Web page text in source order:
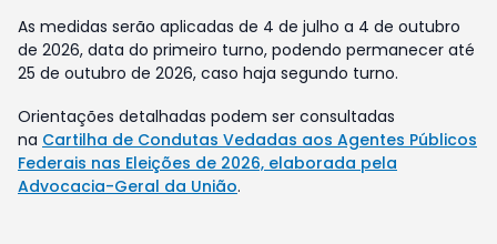
As medidas serão aplicadas de 4 de julho a 4 de outubro
de 2026, data do primeiro turno, podendo permanecer até
25 de outubro de 2026, caso haja segundo turno.
Orientações detalhadas podem ser consultadas
na Cartilha de Condutas Vedadas aos Agentes Públicos
Federais nas Eleições de 2026, elaborada pela
Advocacia-Geral da União.